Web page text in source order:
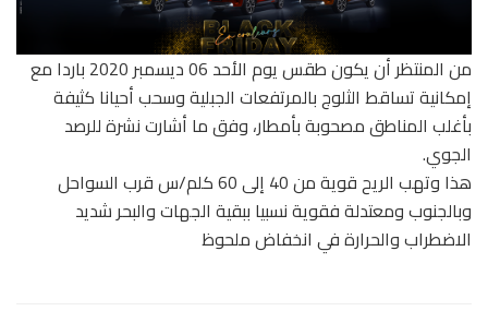
من المنتظر أن يكون طقس يوم الأحد 06 ديسمبر 2020 باردا مع
إمكانية تساقط الثلوج بالمرتفعات الجبلية وسحب أحيانا كثيفة
بأغلب المناطق مصحوبة بأمطار، وفق ما أشارت نشرة للرصد
الجوي.
هذا وتهب الريح قوية من 40 إلى 60 كلم/س قرب السواحل
وبالجنوب ومعتدلة فقوية نسبيا ببقية الجهات والبحر شديد
الاضطراب والحرارة في انخفاض ملحوظ